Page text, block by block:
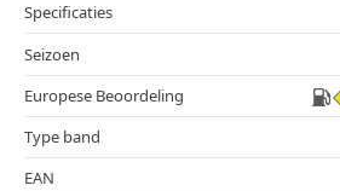
Specificaties
Seizoen
Europese Beoordeling
Type band
EAN